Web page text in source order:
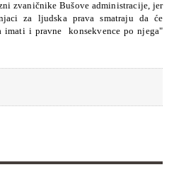
zvaničnike Bušove administracije, jer
za ljudska prava smatraju da će
imati i pravne
konsekvence po njega"